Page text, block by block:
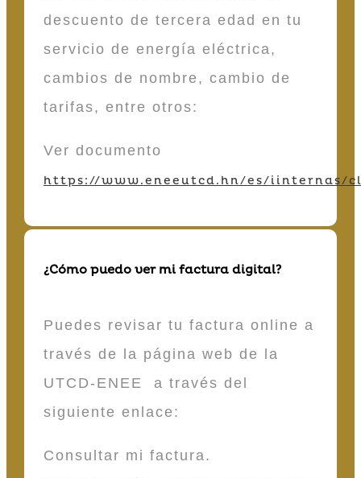
descuento de tercera edad en tu
servicio de energía eléctrica,
cambios de nombre, cambio de
tarifas, entre otros:
Ver documento
https://www.eneeutcd.hn/es/iinternas/
¿Cómo puedo ver mi factura digital?
Puedes revisar tu factura online a
través de la página web de la
UTCD-ENEE a través del
siguiente enlace:
Consultar mi factura.